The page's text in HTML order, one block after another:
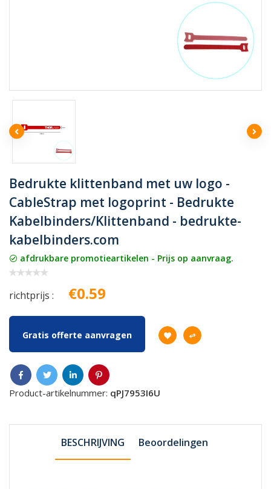
Bedrukte klittenband met uw logo -
CableStrap met logoprint - Bedrukte
Kabelbinders/Klittenband - bedrukte-
kabelbinders.com
afdrukbare promotieartikelen - Prijs op aanvraag.
richtprijs : €0.59
Gratis offerte aanvragen
Product-artikelnummer: qPJ7953I6U
BESCHRIJVING Beoordelingen